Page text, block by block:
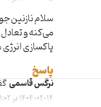
سلام نازنین
می‌کنه و
پاکسازی
پاسخ
نرگس قاسمی
1404-02-14 در 21:02